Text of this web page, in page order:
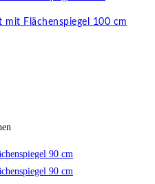
mit Flächenspiegel 100 cm